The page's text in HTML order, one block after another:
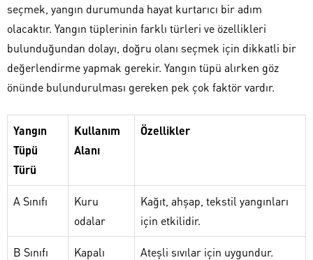
seçmek, yangın durumunda hayat kurtarıcı bir adım
olacaktır. Yangın tüplerinin farklı türleri ve özellikleri
bulunduğundan dolayı, doğru olanı seçmek için dikkatli bir
değerlendirme yapmak gerekir. Yangın tüpü alırken göz
önünde bulundurulması gereken pek çok faktör vardır.
Yangın
Tüpü
Türü
Kullanım
Alanı
Özellikler
A Sınıfı
Kuru
odalar
Kağıt, ahşap, tekstil yangınları
için etkilidir.
B Sınıfı
Kapalı
Ateşli sıvılar için uygundur.